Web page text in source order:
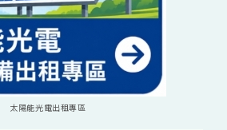
太陽能光電出租專區